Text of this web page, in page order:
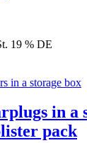
19 % DE
in a
pack